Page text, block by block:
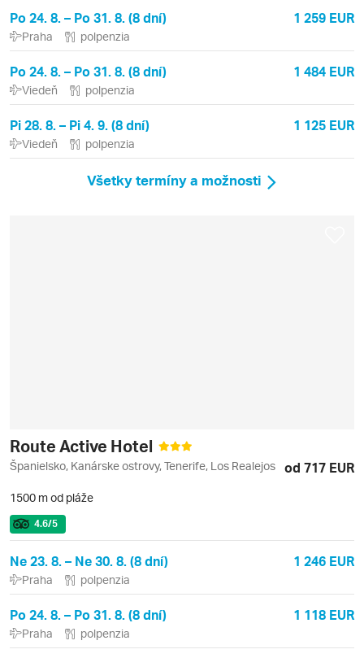
Po 24. 8. – Po 31. 8. (8 dní) 1 259 EUR
Praha polpenzia
Po 24. 8. – Po 31. 8. (8 dní) 1 484 EUR
Viedeň polpenzia
Pi 28. 8. – Pi 4. 9. (8 dní) 1 125 EUR
Viedeň polpenzia
Všetky termíny a možnosti
Route Active Hotel
Španielsko, Kanárske ostrovy, Tenerife, Los Realejos od 717 EUR
1500 m od pláže
4.6/5
Ne 23. 8. – Ne 30. 8. (8 dní) 1 246 EUR
Praha polpenzia
Po 24. 8. – Po 31. 8. (8 dní) 1 118 EUR
Praha polpenzia